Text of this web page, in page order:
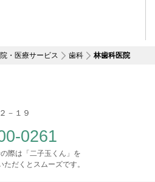
・医療サービス 歯科 林歯科医院
－１９
0261
際は「二子玉くん」を
ただくとスムーズです。